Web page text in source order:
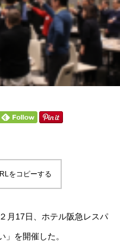
をコピーする
月17日、ホテル阪急レスパ
」を開催した。